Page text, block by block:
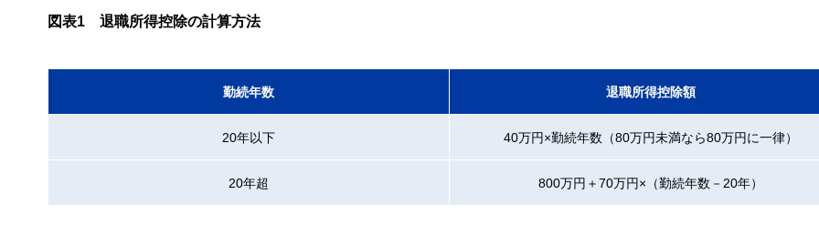
図表1 退職所得控除の計算方法
勤続年数 退職所得控除額
20年以下 40万円×勤続年数（80万円未満なら80万円に一律）
20年超 800万円＋70万円×（勤続年数－20年）